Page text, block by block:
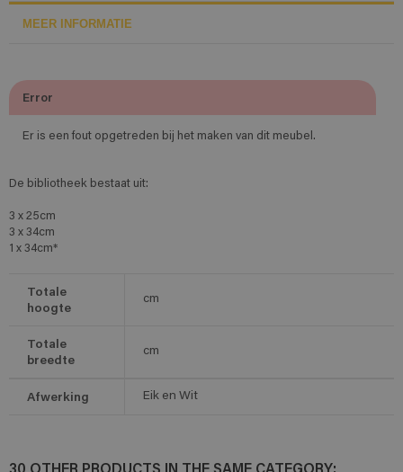
MEER INFORMATIE
Error
Er is een fout opgetreden bij het maken van dit meubel.
De bibliotheek bestaat uit:
3 x 25cm
3 x 34cm
1 x 34cm*
Totale
hoogte
cm
Totale
breedte
cm
Afwerking Eik en Wit